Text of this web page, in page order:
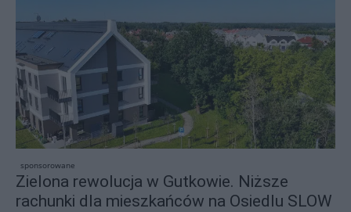
sponsorowane
Zielona rewolucja w Gutkowie. Niższe
rachunki dla mieszkańców na Osiedlu SLOW